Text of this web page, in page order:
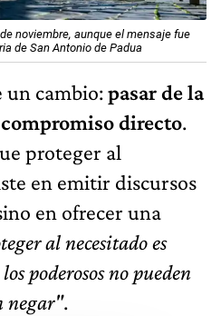
noviembre, aunque el mensaje fue
de San Antonio de Padua
un cambio:pasar de la
directo.
proteger al
en emitir discursos
en ofrecer una
al necesitado es
poderosos no pueden
negar".